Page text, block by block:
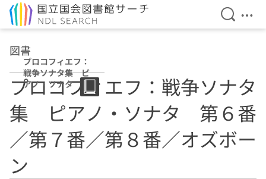
検索を
メ
図書
プロコフィエフ：
戦争ソナタ集 ピ
アノ・ソナタ 第
６番／第７番／第
８番／オズボーン
プロコフィエフ：戦争ソナタ
集 ピアノ・ソナタ 第６番
／第７番／第８番／オズボー
ン